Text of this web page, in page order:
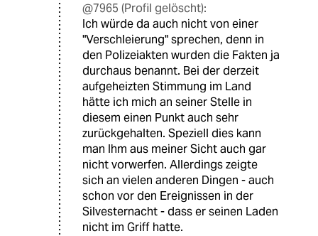
@7965 (Profil gelöscht):
Ich würde da auch nicht von einer
"Verschleierung" sprechen, denn in
den Polizeiakten wurden die Fakten ja
durchaus benannt. Bei der derzeit
aufgeheizten Stimmung im Land
hätte ich mich an seiner Stelle in
diesem einen Punkt auch sehr
zurückgehalten. Speziell dies kann
man Ihm aus meiner Sicht auch gar
nicht vorwerfen. Allerdings zeigte
sich an vielen anderen Dingen - auch
schon vor den Ereignissen in der
Silvesternacht - dass er seinen Laden
nicht im Griff hatte.